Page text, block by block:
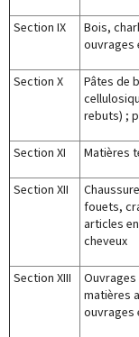
Section IX
Bois,
ouvrages
Section X
Pâtes de
rebuts) ;
Section XI Matières
Section XII
fouets,
articles
cheveux
Section XIII
matières
ouvrages